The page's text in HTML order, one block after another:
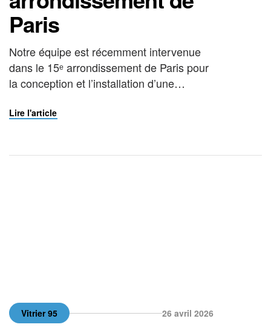
Paris
Notre équipe est récemment intervenue
dans le 15ᵉ arrondissement de Paris pour
la conception et l’installation d’une
un accès aux caves d’un immeuble
Lire l'article
Vitrier 95 26 avril 2026